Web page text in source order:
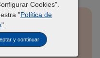
Cookies".
"Política de
".
y continuar